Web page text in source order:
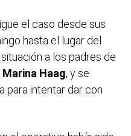
el caso desde sus
hasta el lugar del
a los padres de
Marina Haag, y se
para intentar dar con